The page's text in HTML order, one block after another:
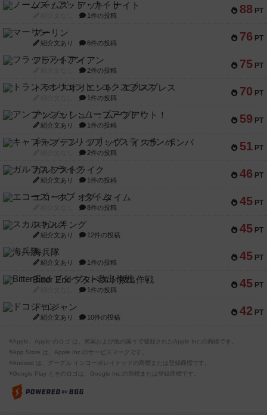
88 PT
ノームズ・アット・ナイト
1件の投稿
76 PT
マーリン
紹介文あり 6件の投稿
75 PT
フラットアイアン
2件の投稿
70 PT
トランスオリエント・エクスプレス
1件の投稿
59 PT
アンブッシュ！：ムーブアウト！
紹介文あり 1件の投稿
51 PT
キャプテン・フリップ：イスラ・ボンバ
2件の投稿
46 PT
ガルフストライク
紹介文あり 1件の投稿
45 PT
エコーズ・オブ・タイム
8件の投稿
45 PT
スカルキング
紹介文あり 12件の投稿
45 PT
海兵隊
紹介文あり 1件の投稿
45 PT
Bitter End ブタペスト救出作戦
1件の投稿
42 PT
ドコジャン
紹介文あり 10件の投稿
※Apple、Apple のロゴ は、米国および他の国々で登録されたApple Inc.の商標です。
※App Store は、Apple Inc.のサービスマークです。
※Android は、グーグル インコーポレイテッドの商標または登録商標です。
※Google Play とそのロゴは、Google Inc.の商標または登録商標です。